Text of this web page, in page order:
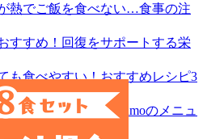
熱でご飯を食べない…食事の注
すすめ！回復をサポートする栄
も食べやすい！おすすめレシピ3
食べない時に…mogumoのメニュ